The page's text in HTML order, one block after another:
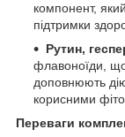
компонент,
підтримки
Рутин,
флавоноїди,
доповнюють
корисними
Переваги